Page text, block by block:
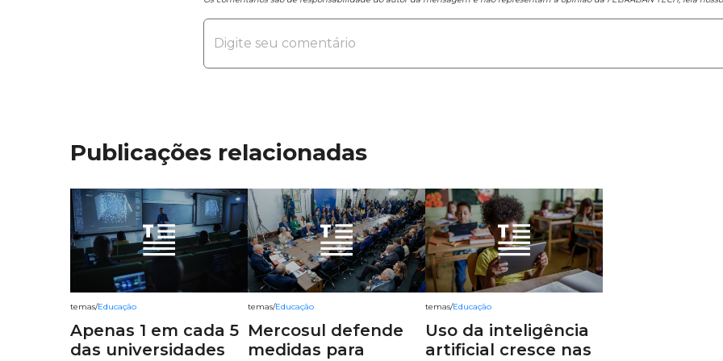
Publicações relacionadas
temas/Educação
Apenas 1 em cada 5
das universidades
temas/Educação
Mercosul defende
medidas para
temas/Educação
Uso da inteligência
artificial cresce nas